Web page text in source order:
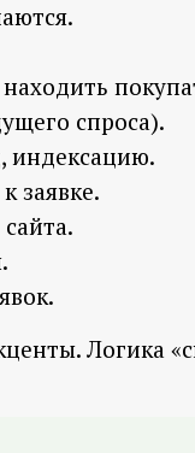
спроса).
индексацию.
заявке.
Логика